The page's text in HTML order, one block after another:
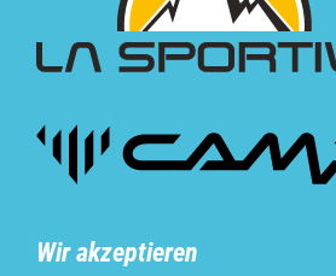
Wir akzeptieren